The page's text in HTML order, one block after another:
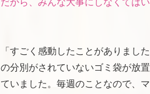
「すごく感動したことがありまし
の分別がされていないゴミ袋が放
ていました。毎週のことなので、